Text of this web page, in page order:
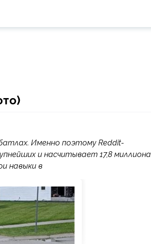
Именно поэтому Reddit-
и насчитывает 17,8 миллиона
навыки в